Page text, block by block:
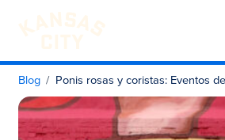
Visita KC
Ir al contenido
Blog